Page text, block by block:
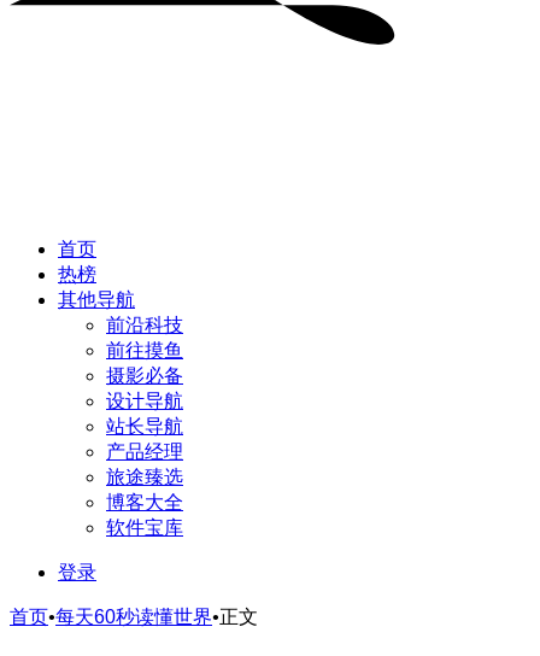
首页
热榜
其他导航
前沿科技
前往摸鱼
摄影必备
设计导航
站长导航
产品经理
旅途臻选
博客大全
软件宝库
登录
首页•每天60秒读懂世界•正文